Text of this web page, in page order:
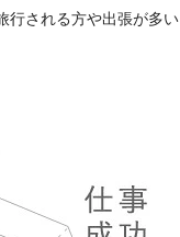
行される方や出張が多い